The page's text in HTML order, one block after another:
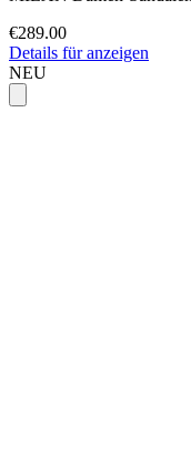
€289.00
Details für anzeigen
NEU